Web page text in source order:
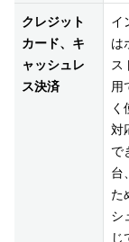
クレジット
カード、キ
ャッシュレ
ス決済
イ
は
ス
用
く
対
で
台
た
シ
じ